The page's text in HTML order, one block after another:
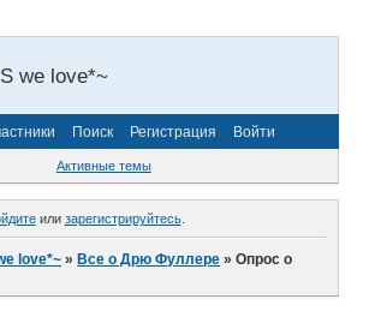
we love*~
Поиск Регистрация Войти
Активные темы
или зарегистрируйтесь.
love*~ »Все о Дрю Фуллере »Опрос о